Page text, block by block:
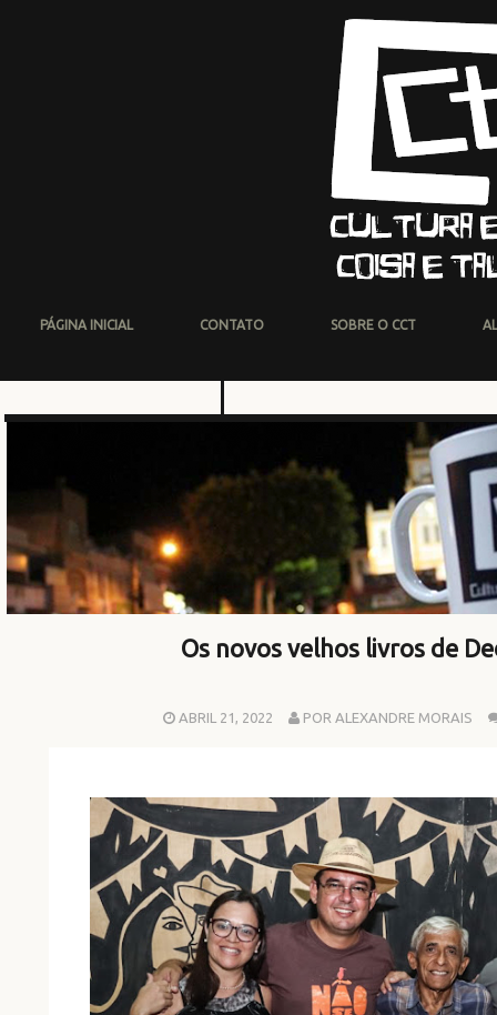
PÁGINA INICIAL CONTATO SOBRE O CCT
Os novos velhos livros de
ABRIL 21, 2022 POR ALEXANDRE MORAIS